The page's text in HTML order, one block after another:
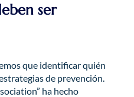
ser
que identificar quién
de prevención.
ha hecho